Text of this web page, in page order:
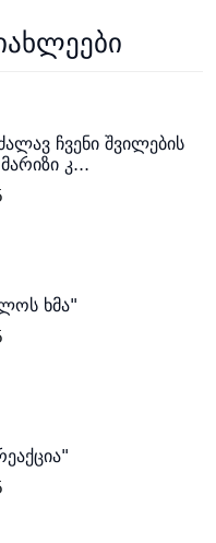
ჩვენი შვილების
კ...
ხმა"